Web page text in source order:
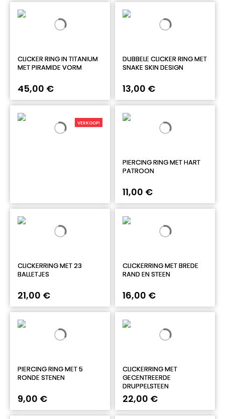
CLICKER RING IN TITANIUM
MET PIRAMIDE VORM
45,00 €
DUBBELE CLICKER RING MET
SNAKE SKIN DESIGN
13,00 €
VERKOOP!
PIERCING RING MET HART
PATROON
11,00 €
CLICKERRING MET 23
BALLETJES
21,00 €
CLICKERRING MET BREDE
RAND EN STEEN
16,00 €
PIERCING RING MET 5
RONDE STENEN
9,00 €
CLICKERRING MET
GECENTREERDE
DRUPPELSTEEN
22,00 €